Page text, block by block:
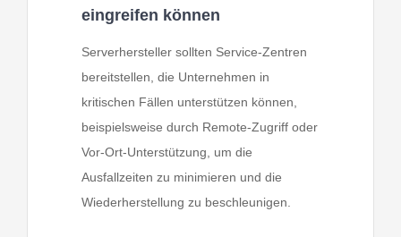
eingreifen können
Serverhersteller sollten Service-Zentren
bereitstellen, die Unternehmen in
kritischen Fällen unterstützen können,
beispielsweise durch Remote-Zugriff oder
Vor-Ort-Unterstützung, um die
Ausfallzeiten zu minimieren und die
Wiederherstellung zu beschleunigen.